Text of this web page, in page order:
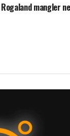
Rogaland mangler